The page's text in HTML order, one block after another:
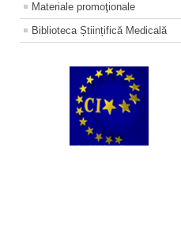
Materiale promoţionale
Biblioteca Științifică Medicală